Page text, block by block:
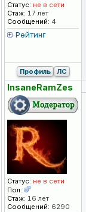
Статус: не в сети
Стаж: 17 лет
Сообщений: 4
Рейтинг
Профиль ЛС
InsaneRamZes
Статус: не в сети
Пол:
Стаж: 16 лет
Сообщений: 6290